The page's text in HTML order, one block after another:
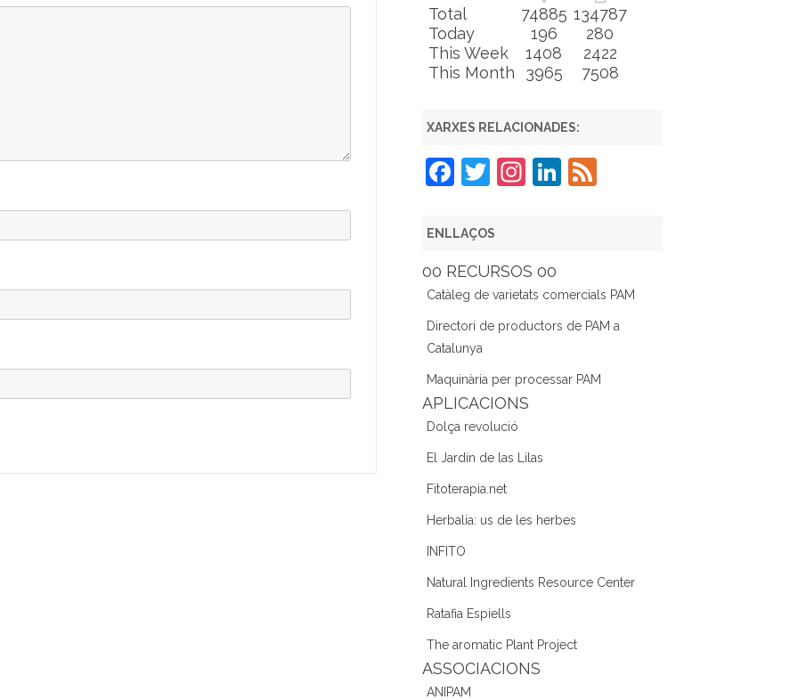
Total 74885 134787
Today
196
280
This Week
1408
2422
This Month
3965 7508
XARXES RELACIONADES:
F
c
e
b
o
o
k
T
itt
er
In
gr
a
m
Li
dI
n
F
ENLLAÇOS
00 RECURSOS 00
Catàleg de varietats comercials PAM
Directori de productors de PAM a
Catalunya
Maquinària per processar PAM
APLICACIONS
Dolça revolució
El Jardín de las Lilas
Fitoterapia.net
Herbalia: us de les herbes
INFITO
Natural Ingredients Resource Center
Ratafia Espiells
The aromatic Plant Project
ASSOCIACIONS
ANIPAM